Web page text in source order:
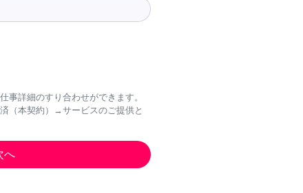
事詳細のすり合わせができます。
（本契約）→サービスのご提供と